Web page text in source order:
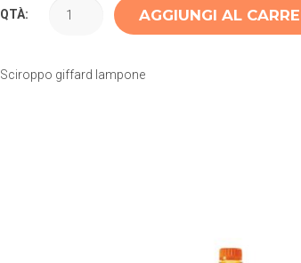
QTÀ: AGGIUNGI AL
Sciroppo giffard lampone